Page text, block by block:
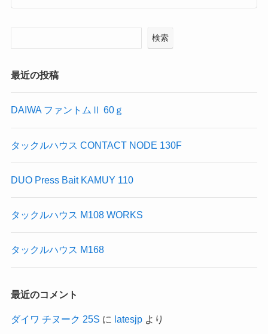
検索
最近の投稿
DAIWA ファントムⅡ 60ｇ
タックルハウス CONTACT NODE 130F
DUO Press Bait KAMUY 110
タックルハウス M108 WORKS
タックルハウス M168
最近のコメント
ダイワ チヌーク 25S に latesjpより